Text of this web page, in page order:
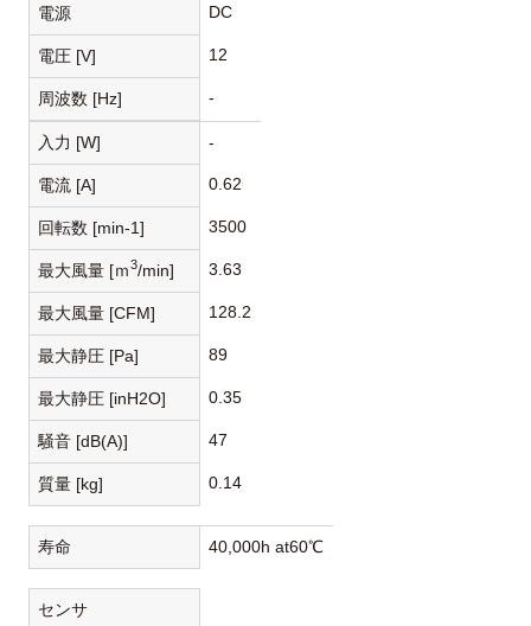
電源 DC
電圧 [V] 12
周波数 [Hz] -
入力 [W] -
電流 [A] 0.62
回転数 [min-1] 3500
最大風量 [ｍ3/min] 3.63
最大風量 [CFM] 128.2
最大静圧 [Pa] 89
最大静圧 [inH2O] 0.35
騒音 [dB(A)] 47
質量 [kg] 0.14
寿命 40,000h at60℃
センサ